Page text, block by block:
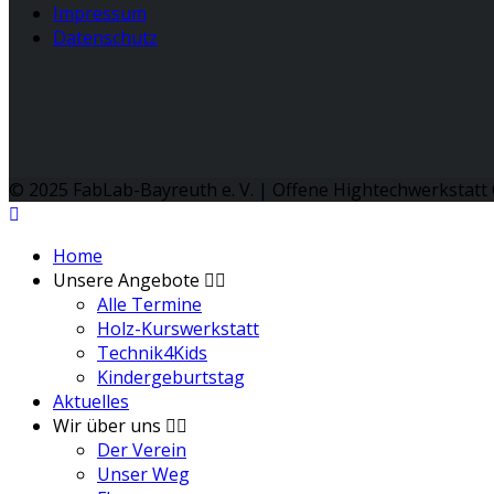
Impressum
Datenschutz
© 2025 FabLab-Bayreuth e. V. | Offene
Home
Unsere Angebote
Alle Termine
Holz-Kurswerkstatt
Technik4Kids
Kindergeburtstag
Aktuelles
Wir über uns
Der Verein
Unser Weg